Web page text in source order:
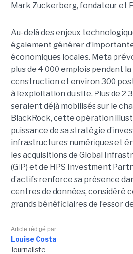
Mark Zuckerberg, fondateur et
Au-delà des enjeux
également générer
économiques locales. Meta
plus de 4 000 emplois pendant la
construction et environ 300
à l’exploitation du site. Plus de 2
seraient déjà mobilisés sur le
BlackRock, cette opération
puissance de sa stratégie
infrastructures numériques et
les acquisitions de Global
(GIP) et de HPS Investment
d’actifs renforce sa présence
centres de données, considéré
grands bénéficiaires de l’essor de
Article rédigé par
Louise Costa
Journaliste